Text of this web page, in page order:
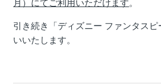
月）にてご利用いただけます。
引き続き「ディズニー ファンタス
いいたします。